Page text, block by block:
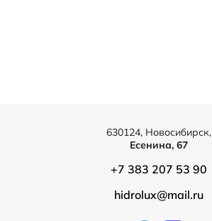
630124, Новосибирск,
Есенина, 67
+7 383 207 53 90
hidrolux@mail.ru